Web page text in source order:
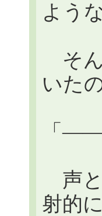
よう
そん
いた
「
声と
射的